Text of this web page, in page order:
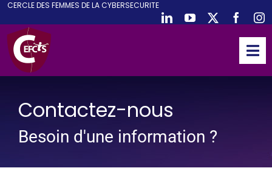
Passer
au
contenu
CERCLE DES FEMMES DE LACYBERSECURITE
ACCUEIL
Contactez-nous
Besoin d'une information ?